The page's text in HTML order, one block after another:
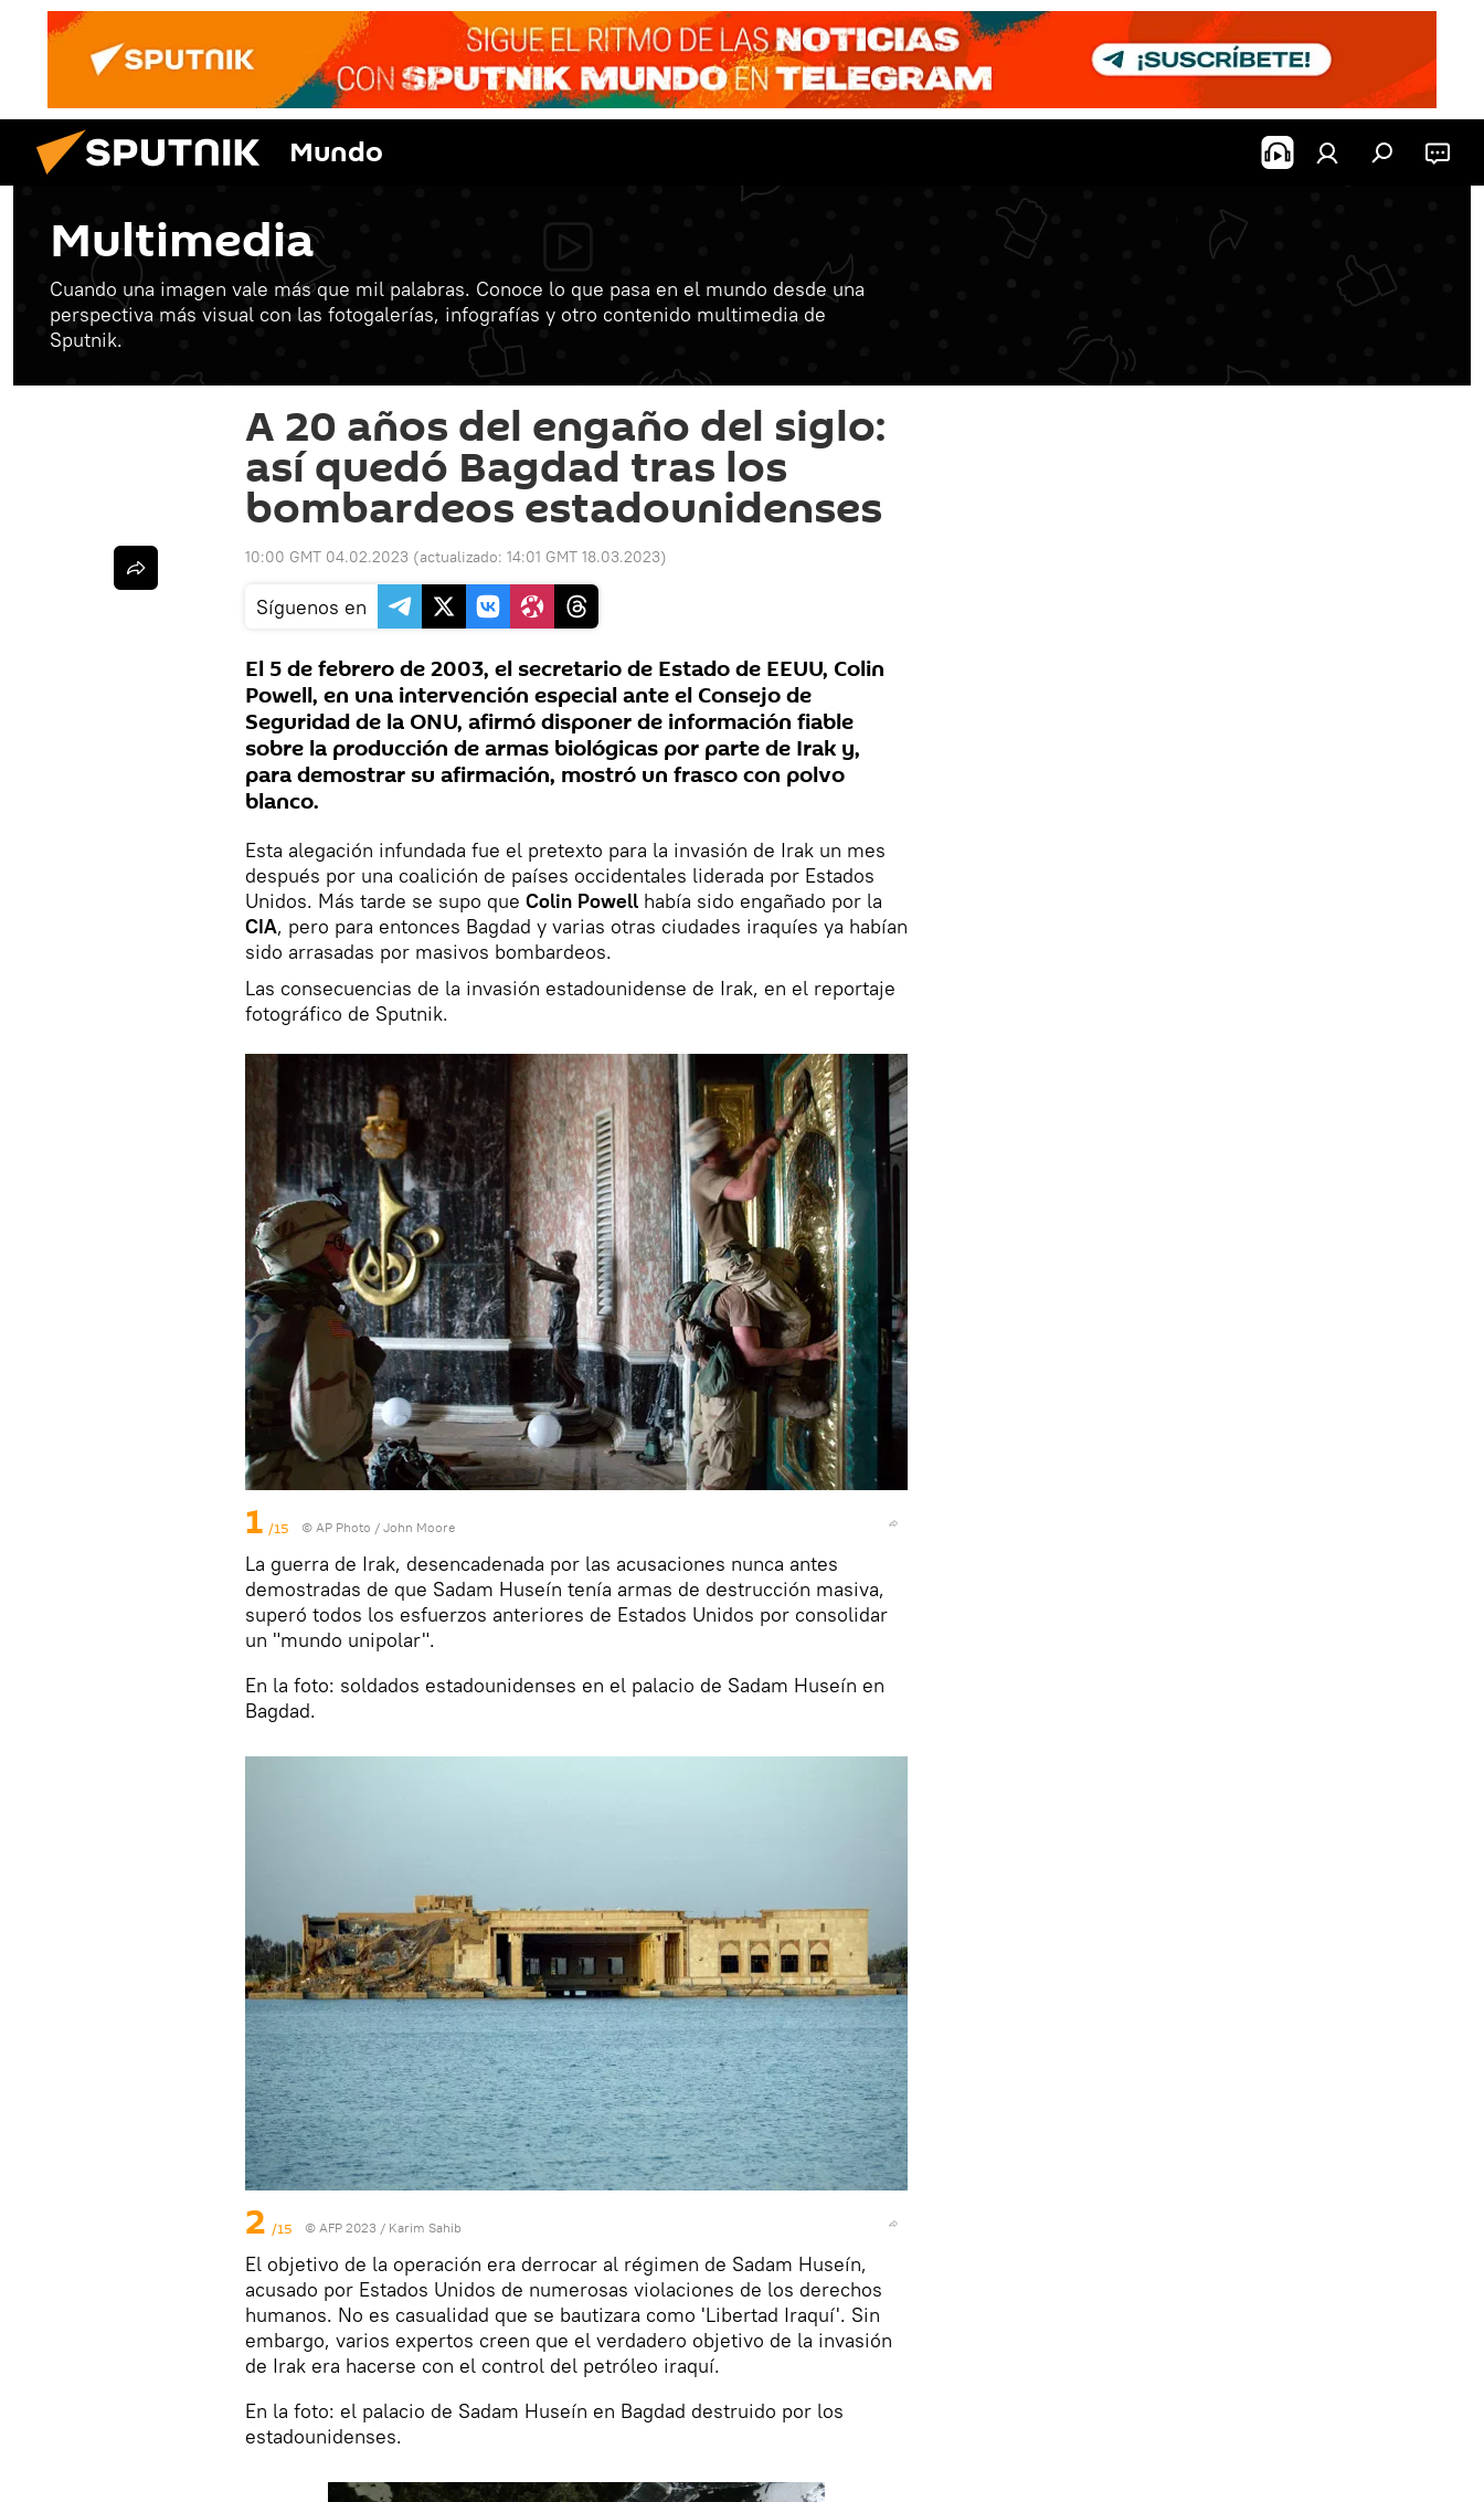
Mundo
Multimedia
Cuando una imagen vale más que mil palabras. Conoce lo que pasa en el mundo desde una
perspectiva más visual con las fotogalerías, infografías y otro contenido multimedia de
Sputnik.
A 20 años del engaño del siglo:
así quedó Bagdad tras los
bombardeos estadounidenses
10:00 GMT 04.02.2023 (actualizado: 14:01 GMT 18.03.2023)
Síguenos en
El 5 de febrero de 2003, el secretario de Estado de EEUU, Colin
Powell, en una intervención especial ante el Consejo de
Seguridad de la ONU, afirmó disponer de información fiable
sobre la producción de armas biológicas por parte de Irak y,
para demostrar su afirmación, mostró un frasco con polvo
blanco.
Esta alegación infundada fue el pretexto para la invasión de Irak un mes
después por una coalición de países occidentales liderada por Estados
Unidos. Más tarde se supo que Colin Powell había sido engañado por la
CIA, pero para entonces Bagdad y varias otras ciudades iraquíes ya habían
sido arrasadas por masivos bombardeos.
Las consecuencias de la invasión estadounidense de Irak, en el reportaje
fotográfico de Sputnik.
1 /15 © AP Photo / John Moore
La guerra de Irak, desencadenada por las acusaciones nunca antes
demostradas de que Sadam Huseín tenía armas de destrucción masiva,
superó todos los esfuerzos anteriores de Estados Unidos por consolidar
un "mundo unipolar".
En la foto: soldados estadounidenses en el palacio de Sadam Huseín en
Bagdad.
2 /15 © AFP 2023 / Karim Sahib
El objetivo de la operación era derrocar al régimen de Sadam Huseín,
acusado por Estados Unidos de numerosas violaciones de los derechos
humanos. No es casualidad que se bautizara como 'Libertad Iraquí'. Sin
embargo, varios expertos creen que el verdadero objetivo de la invasión
de Irak era hacerse con el control del petróleo iraquí.
En la foto: el palacio de Sadam Huseín en Bagdad destruido por los
estadounidenses.